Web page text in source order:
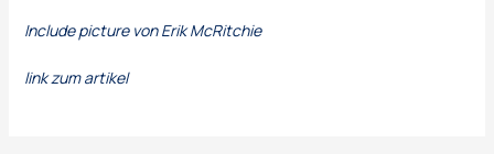
Include picture von Erik McRitchie
link zum artikel